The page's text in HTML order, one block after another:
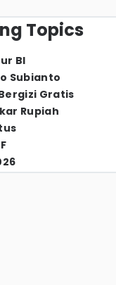
Topics
BI
Subianto
Gratis
Rupiah